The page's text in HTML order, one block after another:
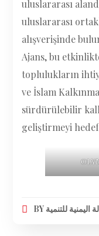
uluslararası
uluslararası
alışverişinde
Ajans, bu
toplulukların
ve İslam
sürdürülebilir
geliştirmeyi
BY اليمنية للتنمية